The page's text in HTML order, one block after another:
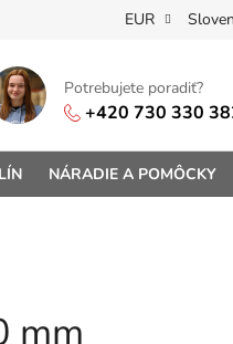
EUR
Potrebujete poradiť?
+420 730 330
NÁRADIE A POMÔCKY
mm